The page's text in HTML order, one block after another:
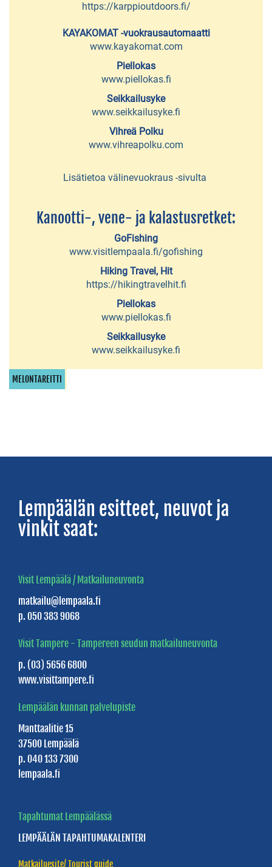
Cheeky
Taitokeskus
ohjelmapalvelut
Viihdekeskus
alue
Karppi
kajakki-
SUP-
vuokraus
AKTIVITEETTEJA
sähköpyörä
Frisbeegolfradat
Hiisi-
https://karppioutdoors.fi/
KAYAKOMAT -vuokrausautomaatti
www.kayakomat.com
Piellokas
www.piellokas.fi
Seikkailusyke
www.seikkailusyke.fi
Vihreä Polku
www.vihreapolku.com
Lisätietoa välinevuokraus -sivulta
Kanootti-, vene- ja kalastusretket:
GoFishing
www.visitlempaala.fi/gofishing
Hiking Travel, Hit
https://hikingtravelhit.fi
Piellokas
www.piellokas.fi
Seikkailusyke
www.seikkailusyke.fi
MELONTAREITTI
Lempäälän esitteet, neuvot ja
vinkit saat:
Visit Lempäälä / Matkailuneuvonta
matkailu@lempaala.fi
p. 050 383 9068
Visit Tampere - Tampereen seudun matkailuneuvonta
p. (03) 5656 6800
www.visittampere.fi
Lempäälän kunnan palvelupiste
Manttaalitie 15
37500 Lempäälä
p. 040 133 7300
lempaala.fi
Tapahtumat Lempäälässä
LEMPÄÄLÄN TAPAHTUMAKALENTERI
Matkailuesite/ Tourist guide